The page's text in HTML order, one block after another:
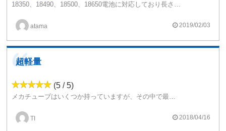
18350、18490、18500、18650電池に対応しており長さを変えられるメカチューブですね アルミなので結構軽いです
細かい作りは良いですが正直MODなんて立ちあがりさえ問題なければ味に関してはほとんどどれを使っても同じなので、デザインが好きな人にはおすすめです
atama 2019/02/03
超軽量
(5 / 5)
メカチューブはいくつか持っていますが、その中で最も軽いチューブです。とにかく軽いのが最高ですがスイッチの感触がチープなのが玉に瑕。
TI 2018/04/16